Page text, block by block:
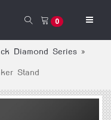
0
Diamond Series »
Stand